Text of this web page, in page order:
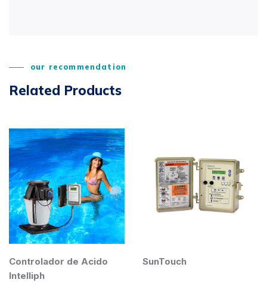
our recommendation
Related Products
de Acido SunTouch